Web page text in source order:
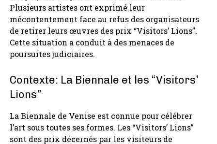
Plusieurs artistes ont exprimé leur
mécontentement face au refus des organisateurs
de retirer leurs œuvres des prix “Visitors’ Lions”.
Cette situation a conduit à des menaces de
poursuites judiciaires.
Contexte: La Biennale et les “Visitors’
Lions”
La Biennale de Venise est connue pour célébrer
l’art sous toutes ses formes. Les “Visitors’ Lions”
sont des prix décernés par les visiteurs de